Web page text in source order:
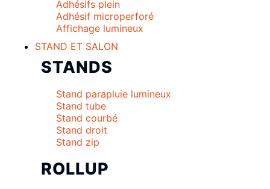
Adhésifs plein
Adhésif microperforé
Affichage lumineux
STAND ET SALON
STANDS
Stand parapluie lumineux
Stand tube
Stand courbé
Stand droit
Stand zip
ROLLUP